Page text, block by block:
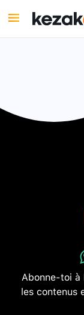
Abonne-toi
les contenus